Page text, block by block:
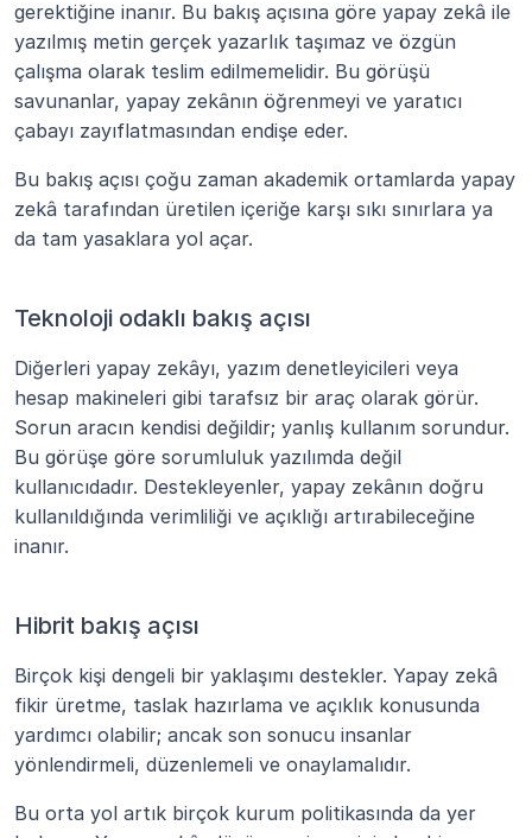
gerektiğine inanır. Bu bakış açısına göre yapay zekâ ile
yazılmış metin gerçek yazarlık taşımaz ve özgün
çalışma olarak teslim edilmemelidir. Bu görüşü
savunanlar, yapay zekânın öğrenmeyi ve yaratıcı
çabayı zayıflatmasından endişe eder.
Bu bakış açısı çoğu zaman akademik ortamlarda yapay
zekâ tarafından üretilen içeriğe karşı sıkı sınırlara ya
da tam yasaklara yol açar.
Teknoloji odaklı bakış açısı
Diğerleri yapay zekâyı, yazım denetleyicileri veya
hesap makineleri gibi tarafsız bir araç olarak görür.
Sorun aracın kendisi değildir; yanlış kullanım sorundur.
Bu görüşe göre sorumluluk yazılımda değil
kullanıcıdadır. Destekleyenler, yapay zekânın doğru
kullanıldığında verimliliği ve açıklığı artırabileceğine
inanır.
Hibrit bakış açısı
Birçok kişi dengeli bir yaklaşımı destekler. Yapay zekâ
fikir üretme, taslak hazırlama ve açıklık konusunda
yardımcı olabilir; ancak son sonucu insanlar
yönlendirmeli, düzenlemeli ve onaylamalıdır.
Bu orta yol artık birçok kurum politikasında da yer